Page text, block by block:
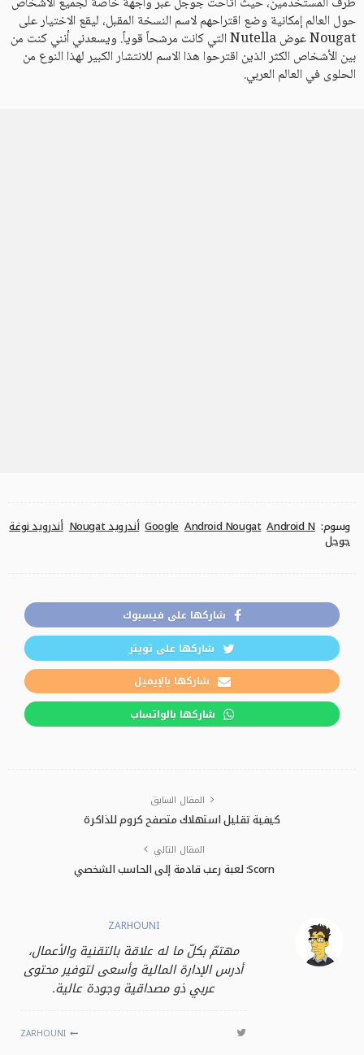
حول العالم إمكانية وضع اقتراحهم لاسم النسخة المقبل، ليقع الاختيار على
Nougat عوض Nutella التي كانت مرشحاً قوياً. ويسعدني أنني كنت من
بين الأشخاص الكثر الذين اقترحوا هذا الاسم للانتشار الكبير لهذا النوع من
الحلوى في العالم العربي.
وسوم: Android N
Android Nougat
Google أندرويد Nougat أندرويد نوغة
جوجل
شاركها على فيسبوك
شاركها على تويتر
شاركها بالإيميل
شاركها بالواتساب
المقال السابق
كيفية تقليل استهلاك متصفح كروم للذاكرة
المقال التالي
Scorn: لعبة رعب قادمة إلى الحاسب الشخصي
ZARHOUNI
مهتمّ بكلّ ما له علاقة بالتقنية والأعمال،
أدرس الإدارة المالية وأسعى لتوفير محتوى
عربي ذو مصداقية وجودة عالية.
ZARHOUNI